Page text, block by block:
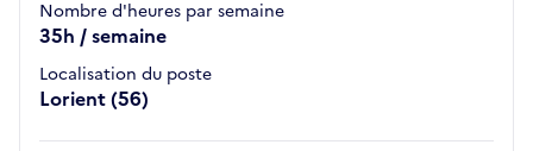
Nombre d'heures par semaine
35h / semaine
Localisation du poste
Lorient (56)